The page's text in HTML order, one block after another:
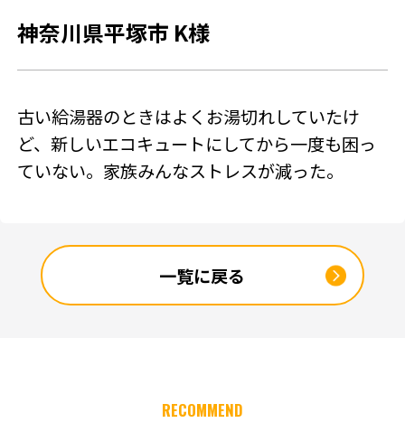
よくある質問
神奈川県平塚市 K様
古い給湯器のときはよくお湯切れしていたけ
ど、新しいエコキュートにしてから一度も困っ
ていない。家族みんなストレスが減った。
一覧に戻る
RECOMMEND